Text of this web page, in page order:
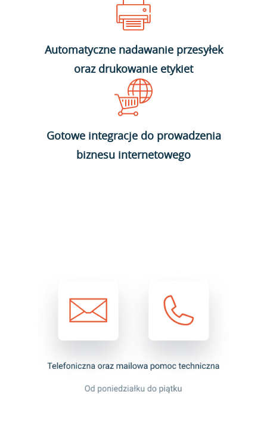
Automatyczne nadawanie przesyłek
oraz drukowanie etykiet
Gotowe integracje do prowadzenia
biznesu internetowego